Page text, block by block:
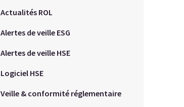
Actualités ROL
Alertes de veille ESG
Alertes de veille HSE
Logiciel HSE
Veille & conformité réglementaire